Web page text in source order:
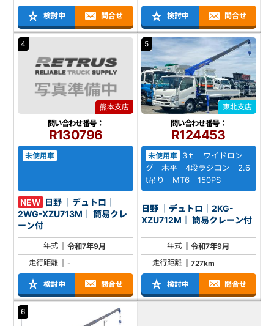
検討中 問合せ 検討中 問合せ
4
熊本支店
問い合わせ番号：
R130796
未使用車
NEW 日野 ｜デュトロ｜
2WG-XZU713M｜ 簡易クレ
ーン付
年式
令和7年9月
走行距離
-
検討中 問合せ
5
東北支店
問い合わせ番号：
R124453
未使用車 3ｔ ワイドロン
グ 木平 4段ラジコン 2.6
t吊り MT6 150PS
日野 ｜デュトロ｜2KG-
XZU712M｜ 簡易クレーン付
年式
令和7年9月
走行距離
727km
検討中 問合せ
6